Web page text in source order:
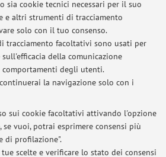
sia cookie tecnici necessari per il suo
e altri strumenti di tracciamento
solo con il tuo consenso.
tracciamento facoltativi sono usati per
della comunicazione
degli utenti.
la navigazione solo con i
sui cookie facoltativi attivando l'opzione
se vuoi, potrai esprimere consensi più
di profilazione".
scelte e verificare lo stato dei consensi
Pichat 6/2 - II piano (stanza D66)
Ultimi avvisi
non sono presenti avvisi.